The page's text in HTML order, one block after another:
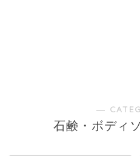
―
石鹸・ボディ